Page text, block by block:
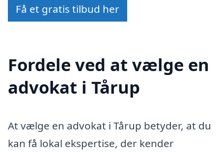
Få et gratis tilbud her
Fordele ved at vælge en
advokat i Tårup
At vælge en advokat i Tårup betyder, at du
kan få lokal ekspertise, der kender